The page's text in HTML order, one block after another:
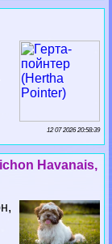
12 07 2026 20:58:39
Havanais,